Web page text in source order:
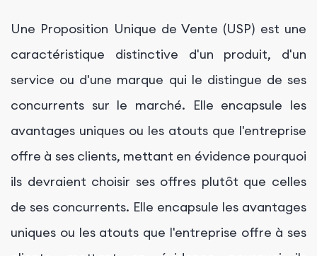
Une Proposition Unique de Vente (USP) est une
caractéristique distinctive d'un produit, d'un
service ou d'une marque qui le distingue de ses
concurrents sur le marché. Elle encapsule les
avantages uniques ou les atouts que l'entreprise
offre à ses clients, mettant en évidence pourquoi
ils devraient choisir ses offres plutôt que celles
de ses concurrents. Elle encapsule les avantages
uniques ou les atouts que l'entreprise offre à ses